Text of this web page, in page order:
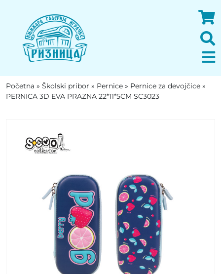
Početna » Školski pribor » Pernice » Pernice za devojčice »
PERNICA 3D EVA PRAZNA 22*11*5CM SC3023